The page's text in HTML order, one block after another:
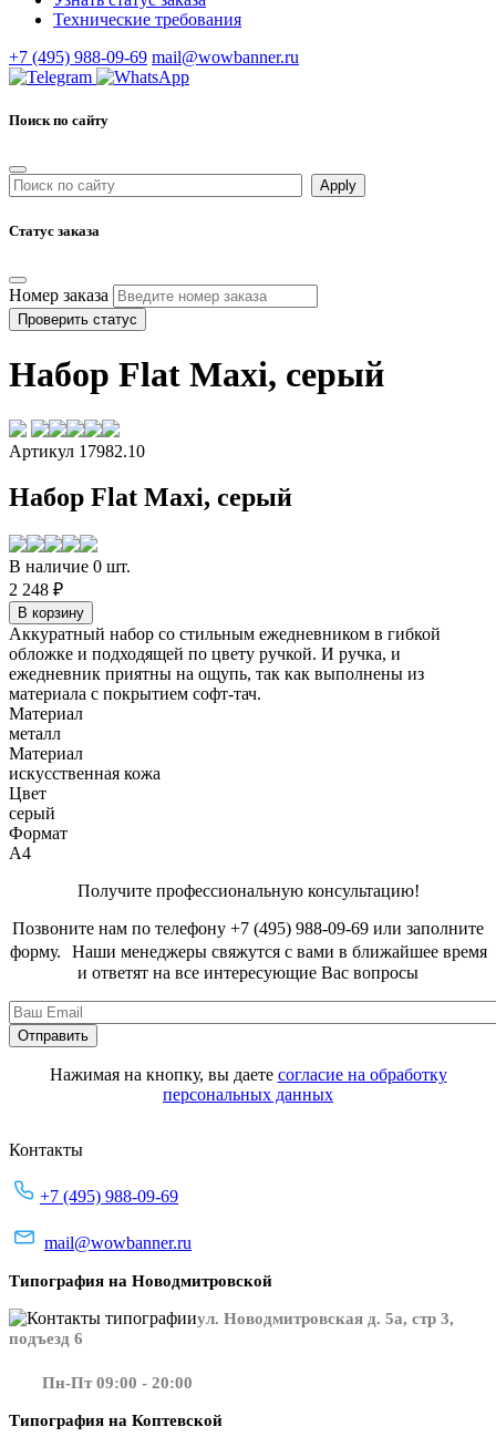
Технические требования
+7 (495) 988-09-69 mail@wowbanner.ru
Поиск по сайту
Статус заказа
Номер заказа
Проверить статус
Набор Flat Maxi, серый
Артикул 17982.10
Набор Flat Maxi, серый
В наличие 0 шт.
2 248 ₽
Аккуратный набор со стильным ежедневником в гибкой
обложке и подходящей по цвету ручкой. И ручка, и
ежедневник приятны на ощупь, так как выполнены из
материала с покрытием софт-тач.
Материал
металл
Материал
искусственная кожа
Цвет
серый
Формат
А4
Получите профессиональную консультацию!
Позвоните нам по телефону +7 (495) 988-09-69 или заполните
форму. Наши менеджеры свяжутся с вами в ближайшее время
и ответят на все интересующие Вас вопросы
Нажимая на кнопку, вы даете согласие на обработку
персональных данных
Контакты
+7 (495) 988-09-69
mail@wowbanner.ru
Типография на Новодмитровской
ул. Новодмитровская д. 5а, стр 3,
подъезд 6
Пн-Пт 09:00 - 20:00
Типография на Коптевской